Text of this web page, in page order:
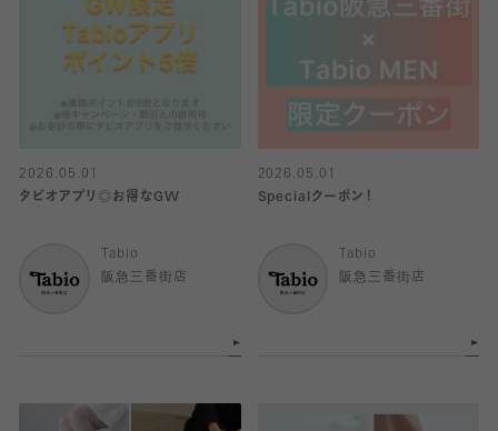
2026.05.01
タビオアプリ◎お得なGW
Tabio
阪急三番街店
2026.05.01
Specialクーポン！
Tabio
阪急三番街店